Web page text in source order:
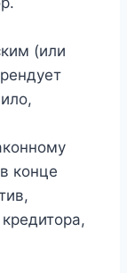
(или
конце